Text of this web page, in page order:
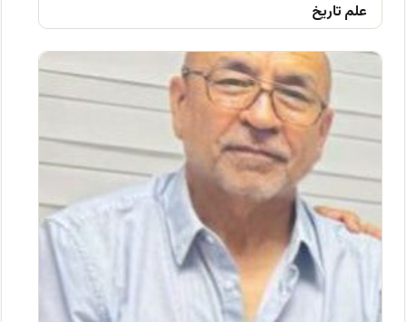
علم تاریخ